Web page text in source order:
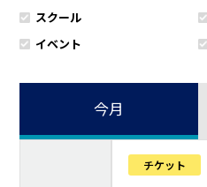
スクール
イベント
今月
チケット